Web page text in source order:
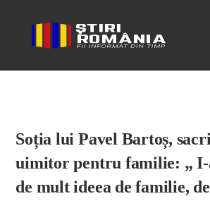
Stiri Romania
Soția lui Pavel Bartoș,
uimitor pentru familie: „
de mult ideea de familie,